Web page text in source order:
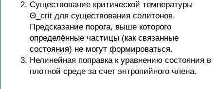
Существование критической температуры
Θ_crit для существования солитонов.
Предсказание порога, выше которого
определённые частицы (как связанные
состояния) не могут формироваться.
Нелинейная поправка к уравнению состояния в
плотной среде за счет энтропийного члена.